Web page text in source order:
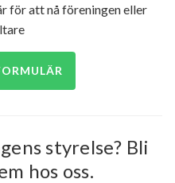
för att nå föreningen eller
styrelse? Bli
hos oss.